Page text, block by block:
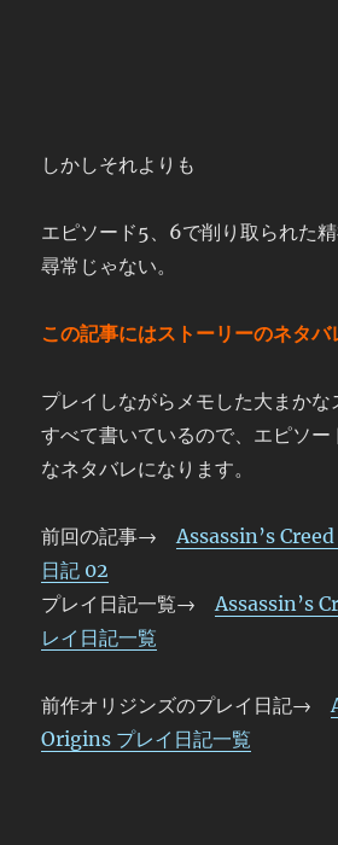
しかしそれよりも
エピソード5、6で削り取られた
尋常じゃない。
この記事にはストーリーのネタバ
プレイしながらメモした大まかな
すべて書いているので、エピソ
なネタバレになります。
前回の記事→Assassin’s
日記 02
プレイ日記一覧→Assassin’s
レイ日記一覧
前作オリジンズのプレイ日記→
Origins プレイ日記一覧